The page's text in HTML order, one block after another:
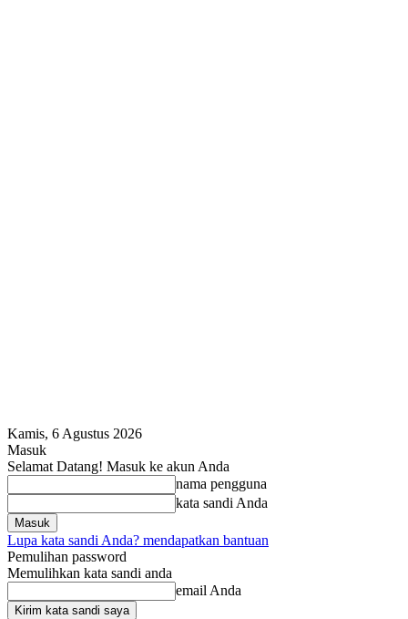
Kamis, 6 Agustus 2026
Masuk
Selamat Datang! Masuk ke akun Anda
nama pengguna
kata sandi Anda
Lupa kata sandi Anda? mendapatkan bantuan
Pemulihan password
Memulihkan kata sandi anda
email Anda